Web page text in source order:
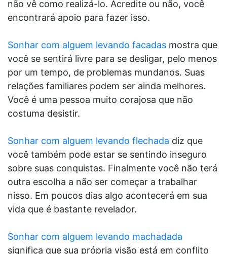
não vê como realizá-lo. Acredite ou não, você
encontrará apoio para fazer isso.
Sonhar com alguem levando facadas mostra que
você se sentirá livre para se desligar, pelo menos
por um tempo, de problemas mundanos. Suas
relações familiares podem ser ainda melhores.
Você é uma pessoa muito corajosa que não
costuma desistir.
Sonhar com alguem levando flechada diz que
você também pode estar se sentindo inseguro
sobre suas conquistas. Finalmente você não terá
outra escolha a não ser começar a trabalhar
nisso. Em poucos dias algo acontecerá em sua
vida que é bastante revelador.
Sonhar com alguem levando machadada
significa que sua própria visão está em conflito